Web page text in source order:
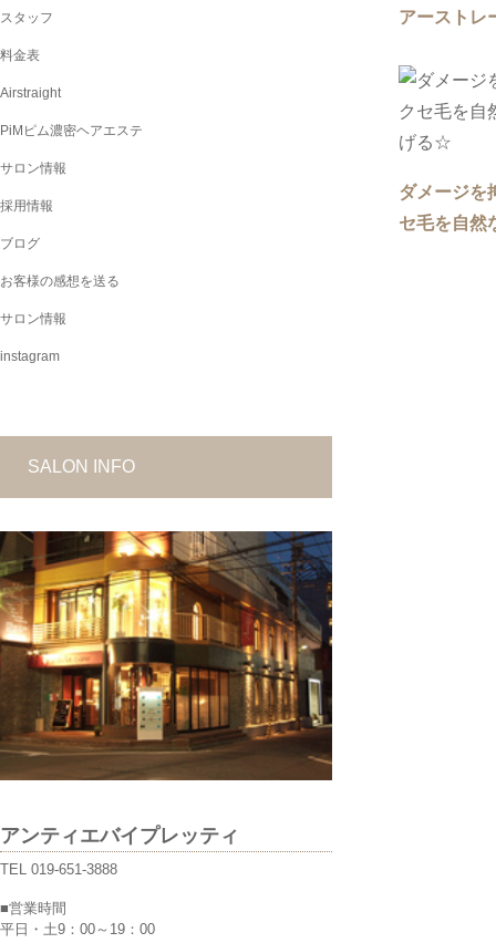
アーストレ
ダメージを
セ毛を自然
スタッフ
料金表
Airstraight
PiMピム濃密ヘアエステ
サロン情報
採用情報
ブログ
お客様の感想を送る
サロン情報
instagram
SALON INFO
アンティエバイプレッティ
TEL 019-651-3888
■営業時間
平日・土9：00～19：00